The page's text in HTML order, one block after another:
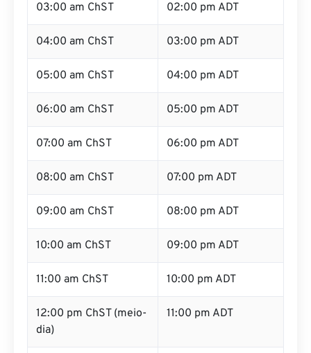
03:00 am ChST 02:00 pm ADT
04:00 am ChST 03:00 pm ADT
05:00 am ChST 04:00 pm ADT
06:00 am ChST 05:00 pm ADT
07:00 am ChST 06:00 pm ADT
08:00 am ChST 07:00 pm ADT
09:00 am ChST 08:00 pm ADT
10:00 am ChST 09:00 pm ADT
11:00 am ChST 10:00 pm ADT
12:00 pm ChST (meio-
dia)
11:00 pm ADT